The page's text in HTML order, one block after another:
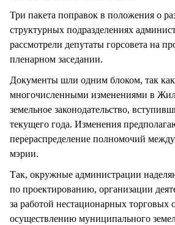
Три пакета поправок в положения о
структурных подразделениях
рассмотрели депутаты горсовета на
пленарном заседании.
Документы шли одним блоком, так
многочисленными изменениями в
земельное законодательство,
текущего года. Изменения
перераспределение полномочий
мэрии.
Так, окружные администрации
по проектированию, организации
за работой нестационарных торговых
осуществлению муниципального